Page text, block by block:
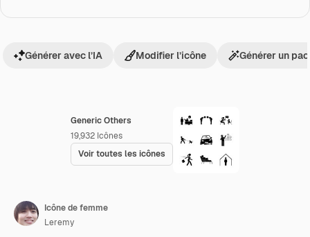
Generic Others
19,932 Icônes
Voir toutes les icônes
Générer avec l’IA Modifier l’icône Générer un
Icône de femme
Leremy